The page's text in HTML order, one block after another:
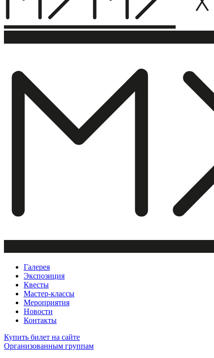
Галерея
Экспозиция
Квесты
Мастер-классы
Мероприятия
Новости
Контакты
Купить билет на сайте
Организованным группам